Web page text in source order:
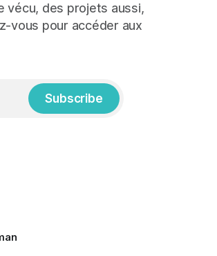
vécu, des projets aussi,
vous pour accéder aux
Subscribe